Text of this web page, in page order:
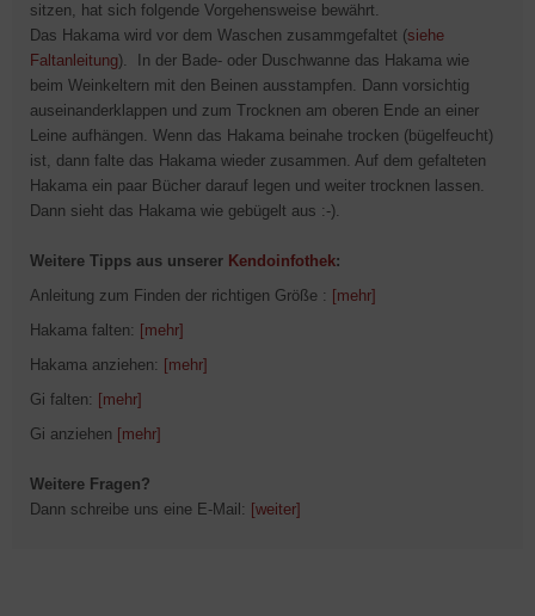
sitzen, hat sich folgende Vorgehensweise bewährt.
Das Hakama wird vor dem Waschen zusammgefaltet (siehe
Faltanleitung). In der Bade- oder Duschwanne das Hakama wie
beim Weinkeltern mit den Beinen ausstampfen. Dann vorsichtig
auseinanderklappen und zum Trocknen am oberen Ende an einer
Leine aufhängen. Wenn das Hakama beinahe trocken (bügelfeucht)
ist, dann falte das Hakama wieder zusammen. Auf dem gefalteten
Hakama ein paar Bücher darauf legen und weiter trocknen lassen.
Dann sieht das Hakama wie gebügelt aus :-).
Weitere Tipps aus unserer Kendoinfothek:
Anleitung zum Finden der richtigen Größe : [mehr]
Hakama falten: [mehr]
Hakama anziehen: [mehr]
Gi falten: [mehr]
Gi anziehen [mehr]
Weitere Fragen?
Dann schreibe uns eine E-Mail: [weiter]